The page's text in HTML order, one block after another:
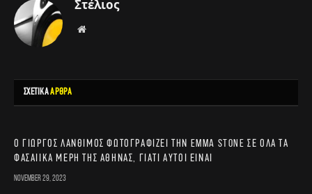
Στέλιος
Website
ΣΧΕΤΙΚΑΑΡΘΡΑ
Ο Γιώργος Λάνθιμος φωτογραφίζει την Emma Stone σε όλα τα
φασαίικα μέρη της Αθήνας, γιατί αυτοί είναι
November 29, 2023